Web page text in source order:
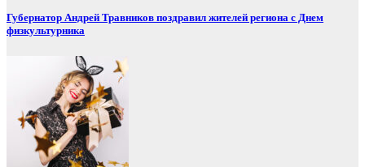
Губернатор Андрей Травников поздравил жителей региона с Днем
физкультурника